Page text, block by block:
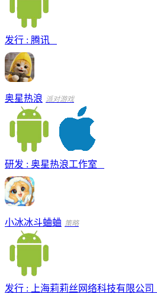
发行 : 腾讯
奥星热浪 派对游戏
研发 : 奥星热浪工作室
小冰冰斗蛐蛐 策略
发行 : 上海莉莉丝网络科技有限公司